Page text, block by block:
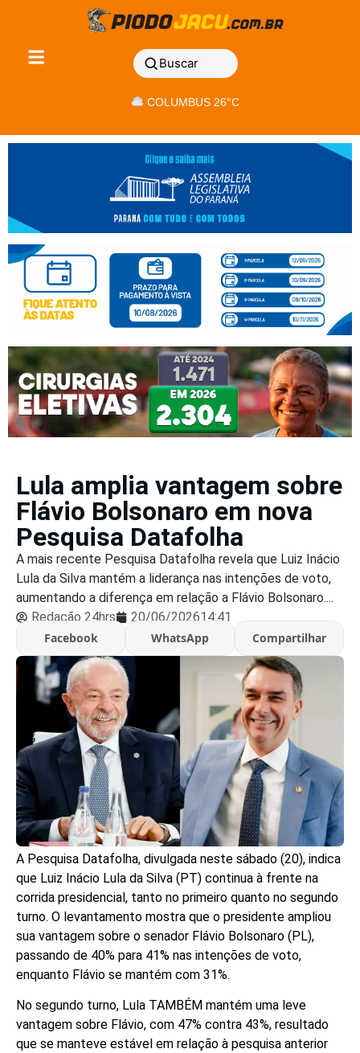
Buscar
COLUMBUS 26°C
Lula amplia vantagem sobre
Flávio Bolsonaro em nova
Pesquisa Datafolha
A mais recente Pesquisa Datafolha revela que Luiz Inácio
Lula da Silva mantém a liderança nas intenções de voto,
aumentando a diferença em relação a Flávio Bolsonaro....
Redação 24hrs
20/06/202614:41
Facebook
WhatsApp Compartilhar
A Pesquisa Datafolha, divulgada neste sábado (20), indica
que Luiz Inácio Lula da Silva (PT) continua à frente na
corrida presidencial, tanto no primeiro quanto no segundo
turno. O levantamento mostra que o presidente ampliou
sua vantagem sobre o senador Flávio Bolsonaro (PL),
passando de 40% para 41% nas intenções de voto,
enquanto Flávio se mantém com 31%.
No segundo turno, Lula TAMBÉM mantém uma leve
vantagem sobre Flávio, com 47% contra 43%, resultado
que se manteve estável em relação à pesquisa anterior